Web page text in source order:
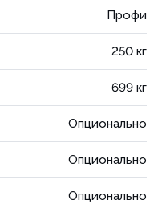
Профи
250 кг
699 кг
Опционально
Опционально
Опционально